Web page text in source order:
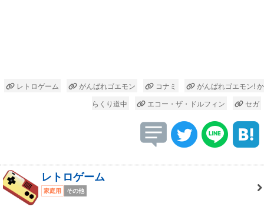
レトロゲーム がんばれゴエモン コナミ
がんばれゴエモン! か
らくり道中
エコー・ザ・ドルフィン セガ
レトロゲーム
家庭用 その他